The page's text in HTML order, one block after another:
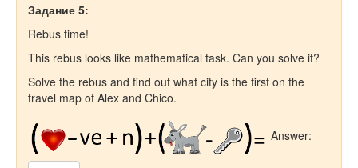
Задание 5:
Rebus time!
This rebus looks like mathematical task. Can you solve it?
Solve the rebus and find out what city is the first on the
travel map of Alex and Chico.
Answer: